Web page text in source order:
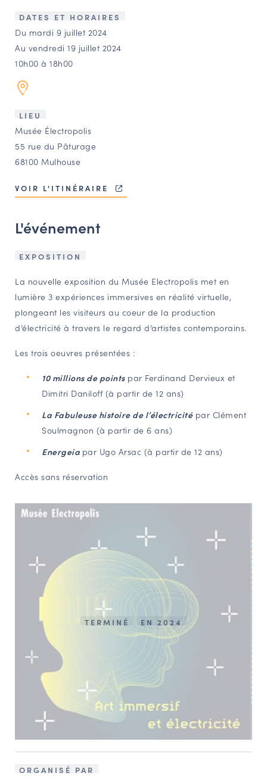
CONTACT
Agenda
Annuaire
Ressources
OFFRES D’EMPLOI ET DE STAGE
OUTILS EN LIGNE
Espace acteurs
NAVIGATION FILTRÉE « ACTEURS »
PORTAIL CULTURE
Comité d'Histoire Régionale
Amateurs d’histoire et de patrimoine
DATES ET HORAIRES
Du mardi 9 juillet 2024
Au vendredi 19 juillet 2024
10h00 à 18h00
LIEU
Musée Électropolis
55 rue du Pâturage
68100 Mulhouse
VOIR L'ITINÉRAIRE
L'événement
EXPOSITION
La nouvelle exposition du Musée Electropolis met en
lumière 3 expériences immersives en réalité virtuelle,
plongeant les visiteurs au coeur de la production
d’électricité à travers le regard d’artistes contemporains.
Les trois oeuvres présentées :
10 millions de pointspar Ferdinand Dervieux et
Dimitri Daniloff (à partir de 12 ans)
La Fabuleuse histoire de l’électricitépar Clément
Soulmagnon (à partir de 6 ans)
Energeia par Ugo Arsac (à partir de 12 ans)
Accès sans réservation
TERMINÉ EN 2024
ORGANISÉ PAR